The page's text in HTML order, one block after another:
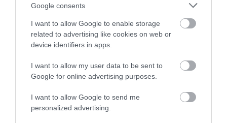
Google consents
I want to allow Google to enable storage
related to advertising like cookies on web or
device identifiers in apps.
I want to allow my user data to be sent to
Google for online advertising purposes.
I want to allow Google to send me
personalized advertising.
Stop Eating These 3 Foods That Are Known to
74 142